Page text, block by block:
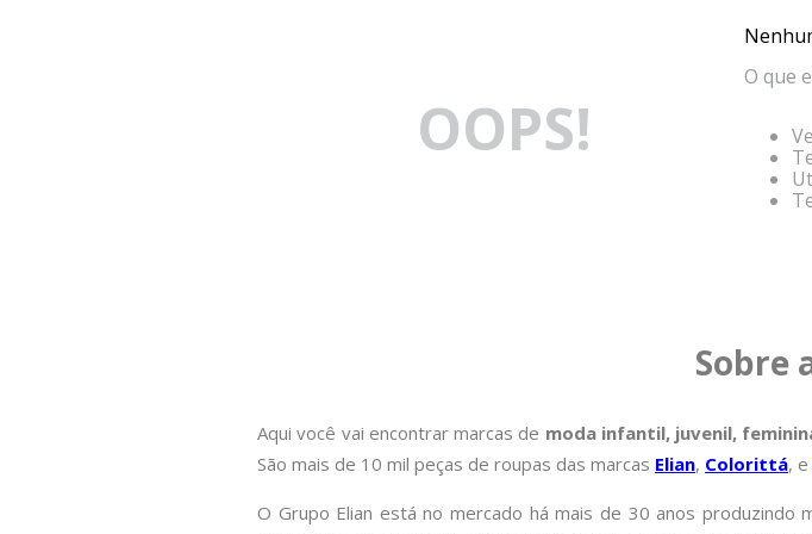
OOPS!
O que
Sobre
Aqui você vai encontrar marcas de moda infantil, juvenil,
São mais de 10 mil peças de roupas das marcas Elian, Colorittá, e
O Grupo Elian está no mercado há mais de 30 anos